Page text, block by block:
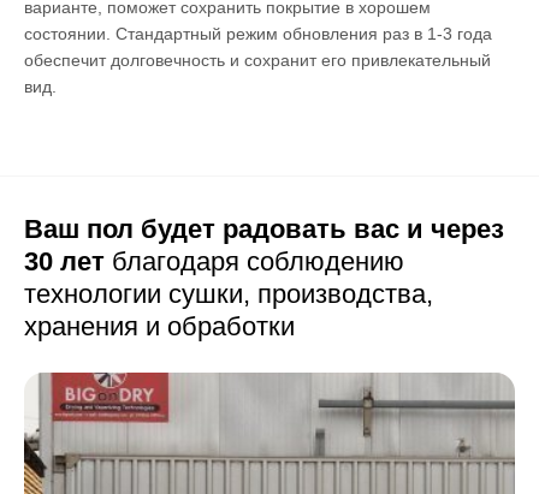
варианте, поможет сохранить покрытие в хорошем
состоянии. Стандартный режим обновления раз в 1-3 года
обеспечит долговечность и сохранит его привлекательный
вид.
Ваш пол будет радовать вас и через
30 лет благодаря соблюдению
технологии сушки, производства,
хранения и обработки